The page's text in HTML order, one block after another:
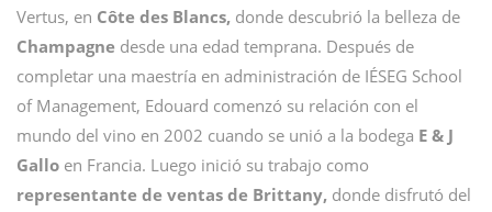
Vertus, en Côte des Blancs, donde descubrió la belleza de
Champagne desde una edad temprana. Después de
completar una maestría en administración de IÉSEG School
of Management, Edouard comenzó su relación con el
mundo del vino en 2002 cuando se unió a la bodega E & J
Gallo en Francia. Luego inició su trabajo como
representante de ventas de Brittany, donde disfrutó del